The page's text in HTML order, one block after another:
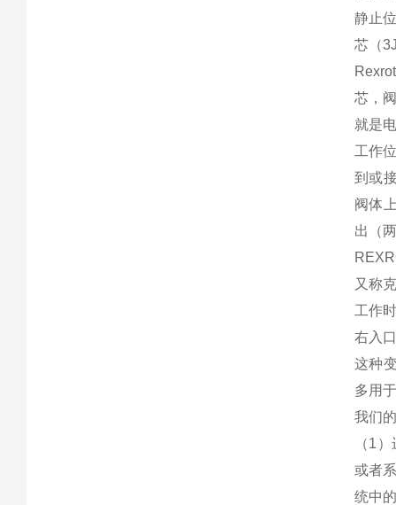
静止
芯（
芯，
就是
工作
到或
阀体
出（
又称
工作
右入
这种
多用
我们
（1
或者
统中